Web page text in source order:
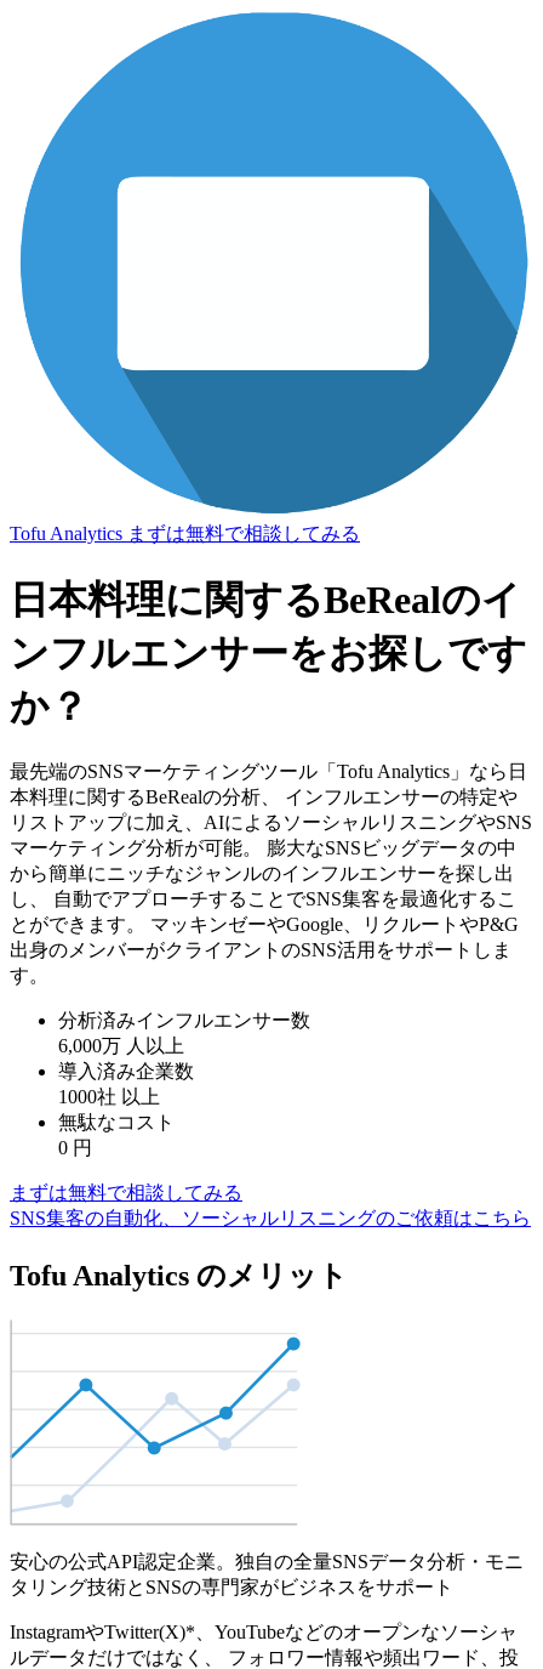
Tofu Analytics まずは無料で相談してみる
日本料理に関するBeRealのイ
ンフルエンサーをお探しです
か？
最先端のSNSマーケティングツール「Tofu Analytics」なら日
本料理に関するBeRealの分析、 インフルエンサーの特定や
リストアップに加え、AIによるソーシャルリスニングやSNS
マーケティング分析が可能。 膨大なSNSビッグデータの中
から簡単にニッチなジャンルのインフルエンサーを探し出
し、 自動でアプローチすることでSNS集客を最適化するこ
とができます。 マッキンゼーやGoogle、リクルートやP&G
出身のメンバーがクライアントのSNS活用をサポートしま
す。
分析済みインフルエンサー数
6,000万 人以上
導入済み企業数
1000社 以上
無駄なコスト
0 円
まずは無料で相談してみる
SNS集客の自動化、ソーシャルリスニングのご依頼はこちら
Tofu Analytics のメリット
安心の公式API認定企業。独自の全量SNSデータ分析・モニ
タリング技術とSNSの専門家がビジネスをサポート
InstagramやTwitter(X)*、YouTubeなどのオープンなソーシャ
ルデータだけではなく、 フォロワー情報や頻出ワード、投